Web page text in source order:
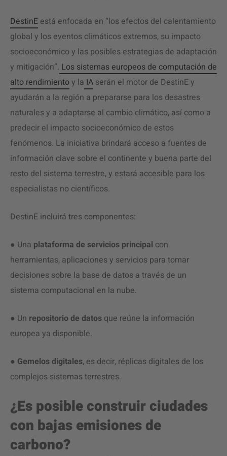
DestinE está enfocada en “los efectos del calentamiento
global y los eventos climáticos extremos, su impacto
socioeconómico y las posibles estrategias de adaptación
y mitigación”. Los sistemas europeos de computación de
alto rendimientoy la IA serán el motor de DestinE y
ayudarán a la región a prepararse para los desastres
naturales y a adaptarse al cambio climático, así como a
predecir el impacto socioeconómico de estos
fenómenos. La iniciativa brindará acceso a fuentes de
información clave sobre el continente y buena parte del
resto del sistema terrestre, y estará accesible para los
especialistas no científicos.
DestinE incluirá tres componentes:
● Una plataforma de servicios principal con
herramientas, aplicaciones y servicios para tomar
decisiones sobre la base de datos a través de un
sistema computacional en la nube.
● Un repositorio de datos que reúne la información
europea ya disponible.
● Gemelos digitales, es decir, réplicas digitales de los
complejos sistemas terrestres.
¿Es posible construir ciudades
con bajas emisiones de
carbono?